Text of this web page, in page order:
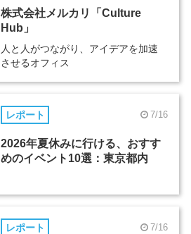
株式会社メルカリ「Culture
Hub」
人と人がつながり、アイデアを加速
させるオフィス
レポート 7/16
2026年夏休みに行ける、おすす
めのイベント10選：東京都内
レポート 7/16